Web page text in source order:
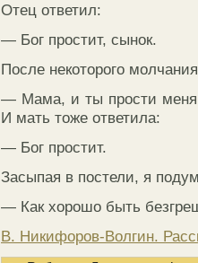
Отец ответил:
— Бог простит, сынок.
После некоторого
— Мама, и ты прости меня.
И мать тоже ответила:
— Бог простит.
Засыпая в постели, я
— Как хорошо быть
В. Никифоров-Волгин.